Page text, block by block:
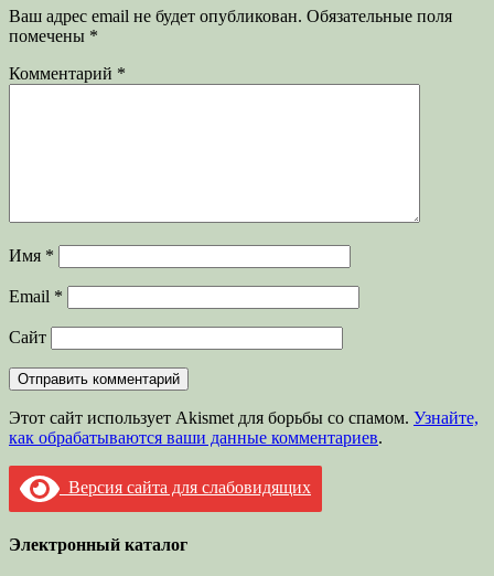
Ваш адрес email не будет опубликован. Обязательные поля
помечены *
Комментарий *
Имя *
Email *
Сайт
Этот сайт использует Akismet для борьбы со спамом. Узнайте,
как обрабатываются ваши данные комментариев.
Версия сайта для слабовидящих
Электронный каталог